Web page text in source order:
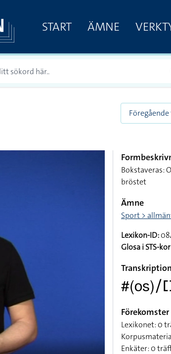
START ÄMNE
Bokstaveras:
bröstet
Ämne
Sport >
Lexikon-ID:
Glosa i STS-
Transkription
Förekomster
Lexikonet: 0
Enkäter: 0